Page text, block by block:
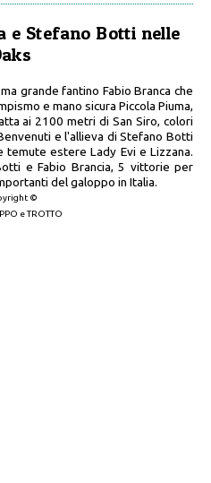
e Stefano Botti nelle
grande fantino Fabio Branca che
e mano sicura Piccola Piuma,
ai 2100 metri di San Siro, colori
e l'allieva di Stefano Botti
estere Lady Evi e Lizzana.
e Fabio Brancia, 5 vittorie per
del galoppo in Italia.
©